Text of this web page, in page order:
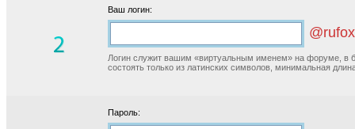
Ваш логин:
Логин служит вашим «виртуальным именем» на форуме, в
состоять только из латинских символов, минимальная
Пароль: